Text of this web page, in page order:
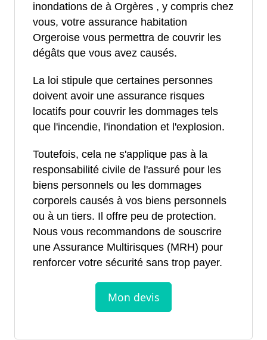
inondations de à Orgères , y compris chez
vous, votre assurance habitation
Orgeroise vous permettra de couvrir les
dégâts que vous avez causés.
La loi stipule que certaines personnes
doivent avoir une assurance risques
locatifs pour couvrir les dommages tels
que l'incendie, l'inondation et l'explosion.
Toutefois, cela ne s'applique pas à la
responsabilité civile de l'assuré pour les
biens personnels ou les dommages
corporels causés à vos biens personnels
ou à un tiers. Il offre peu de protection.
Nous vous recommandons de souscrire
une Assurance Multirisques (MRH) pour
renforcer votre sécurité sans trop payer.